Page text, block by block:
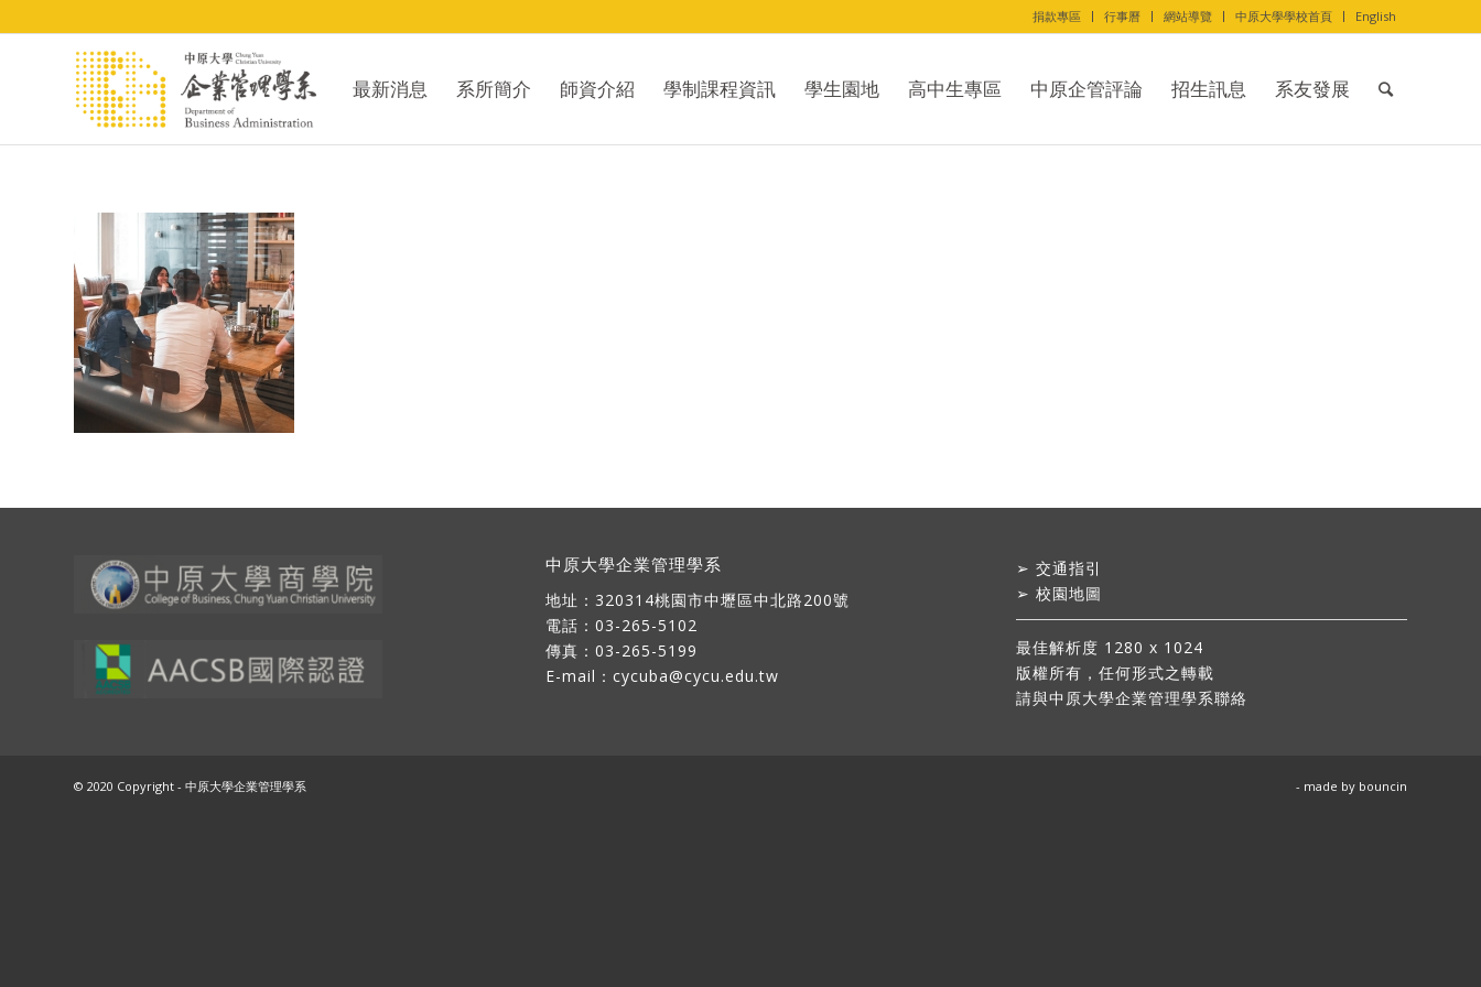
捐款專區 行事曆 網站導覽 中原大學學校首頁 English
最新消息 系所簡介 師資介紹 學制課程資訊 學生園地 高中生專區 中原企管評論 招生訊息 系友發展
中原大學企業管理學系
地址： 320314桃園市中壢區中北路200號
電話：03-265-5102
傳真：03-265-5199
E-mail： cycuba@cycu.edu.tw
➢交通指引
➢校園地圖
最佳解析度 1280 x 1024
版權所有，任何形式之轉載
請與中原大學企業管理學系聯絡
© 2020 Copyright - 中原大學企業管理學系 - made by bouncin